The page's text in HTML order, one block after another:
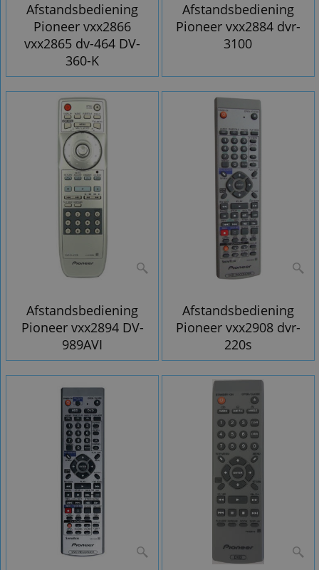
Afstandsbediening
Pioneer vxx2866
vxx2865 dv-464 DV-
360-K
Afstandsbediening
Pioneer vxx2884 dvr-
3100
Afstandsbediening
Pioneer vxx2894 DV-
989AVI
Afstandsbediening
Pioneer vxx2908 dvr-
220s